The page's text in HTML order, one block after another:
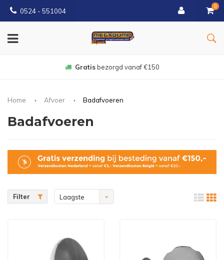
0524 - 551004
0
Gratisbezorgd vanaf €150
Home Afvoer Badafvoeren
Badafvoeren
Filter
Laagste